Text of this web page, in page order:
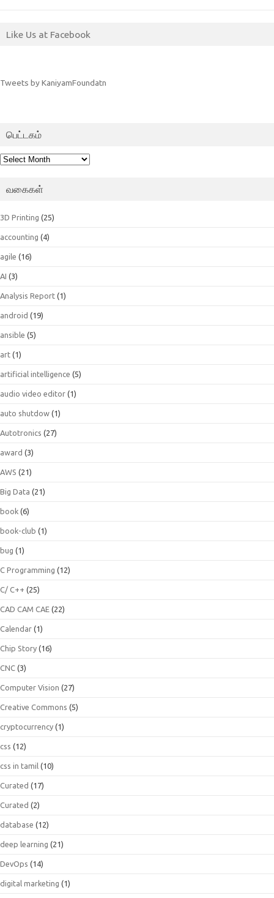
Like Us at Facebook
Tweets by KaniyamFoundatn
பெட்டகம்
பெட்டகம்
வகைகள்
3D Printing (25)
accounting (4)
agile (16)
AI (3)
Analysis Report (1)
android (19)
ansible (5)
art (1)
artificial intelligence (5)
audio video editor (1)
auto shutdow (1)
Autotronics (27)
award (3)
AWS (21)
Big Data (21)
book (6)
book-club (1)
bug (1)
C Programming (12)
C/ C++ (25)
CAD CAM CAE (22)
Calendar (1)
Chip Story (16)
CNC (3)
Computer Vision (27)
Creative Commons (5)
cryptocurrency (1)
css (12)
css in tamil (10)
Curated (17)
Curated (2)
database (12)
deep learning (21)
DevOps (14)
digital marketing (1)